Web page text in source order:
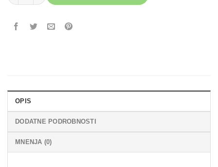
OPIS
DODATNE PODROBNOSTI
MNENJA (0)